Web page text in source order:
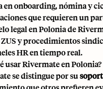
en onboarding, nómina y
que requieren un
legal en Polonia de
ZUS y procedimientos
HR en tiempo real.
usar Rivermate en Polonia?
se distingue por su